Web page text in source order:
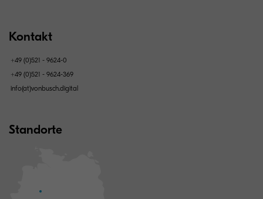
Kontakt
+49 (0)521 - 9624-0
+49 (0)521 - 9624-369
info(at)vonbusch.digital
Standorte